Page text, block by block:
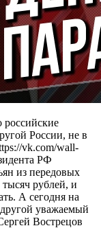
российские
России, не в
vk.com/wall-
РФ
из передовых
рублей, и
А сегодня на
другой уважаемый
Вострецов